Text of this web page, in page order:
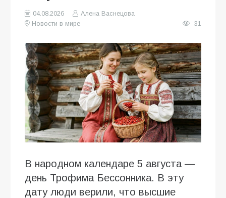
04.08.2026
Алена Васнецова
Новости в мире
31
В народном календаре 5 августа —
день Трофима Бессонника. В эту
дату люди верили, что высшие